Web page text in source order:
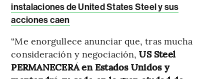
instalaciones de United States Steel y sus
acciones caen
“Me enorgullece anunciar que, tras mucha
consideración y negociación,US Steel
PERMANECERÁ en Estados Unidos y